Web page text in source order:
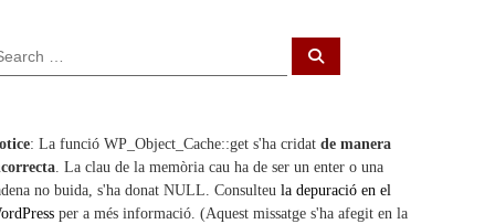
S
: La funció WP_Object_Cache::get s'ha cridatde manera
. La clau de la memòria cau ha de ser un enter o una
no buida, s'ha donat NULL. Consulteula depuració en el
per a més informació. (Aquest missatge s'ha afegit en la